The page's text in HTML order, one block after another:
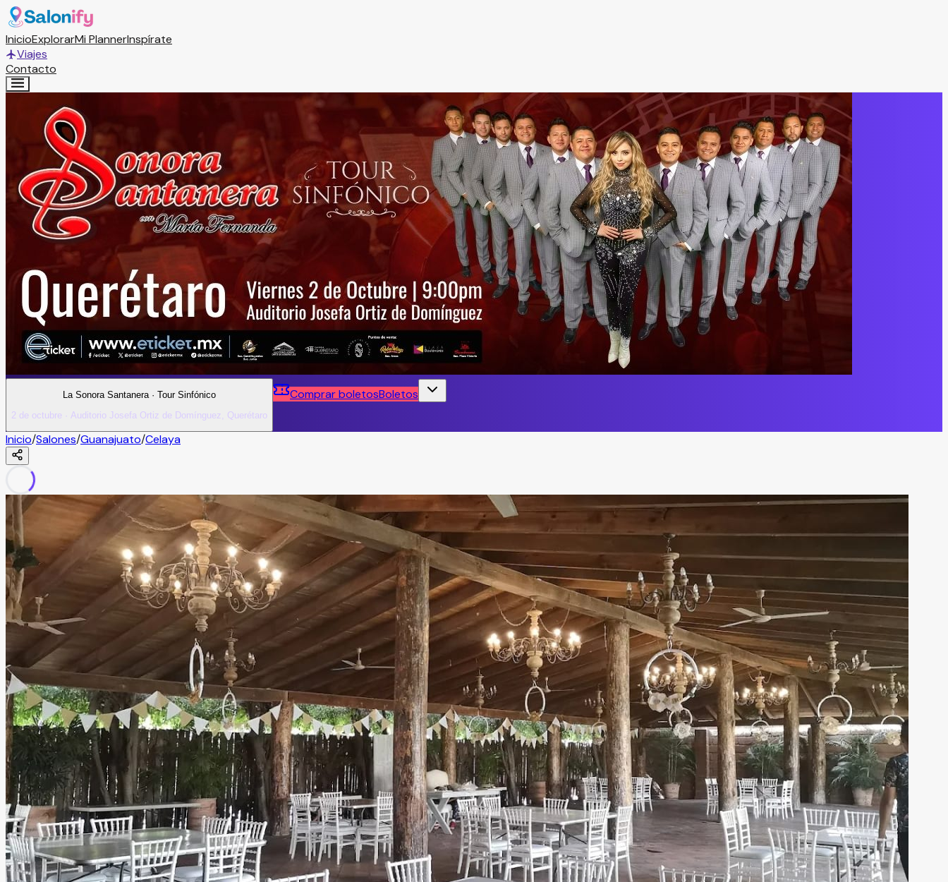
InicioExplorarMi PlannerInspírate
Viajes
Contacto
La Sonora Santanera · Tour Sinfónico
2 de octubre · Auditorio Josefa Ortiz de Domínguez, Querétaro
Comprar boletosBoletos
Inicio/Salones/Guanajuato/Celaya